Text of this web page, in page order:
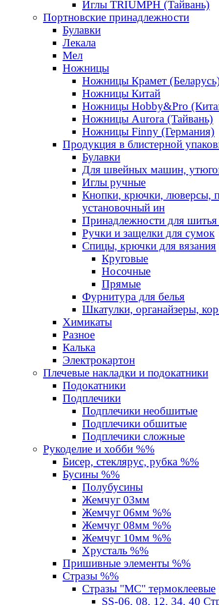
Иглы TRIUMPH (Тайвань)
Портновские принадлежности
Булавки
Лекала
Мел
Ножницы
Ножницы Крамет
Ножницы Китай
Ножницы Hobby&Pro
Ножницы Aurora (Тайвань)
Ножницы Finny (Германия)
Продукция в блистерной
Булавки
Для швейных машин,
Иглы ручные
Кнопки, крючки, люверсы,
установочный ин
Принадлежности для шитья
Ручки и защелки для сумок
Спицы, крючки для вязания
Круговые
Носочные
Прямые
Фурнитура для белья
Шкатулки, органайзеры,
Химикаты
Разное
Калька
Электрокартон
Плечевые накладки и подокатники
Подокатники
Подплечики
Подплечики необшитые
Подплечики обшитые
Подплечики сложные
Рукоделие и хобби %%
Бисер, стеклярус, рубка %%
Бусины %%
Полубусины
Жемчуг 03мм
Жемчуг 06мм %%
Жемчуг 08мм %%
Жемчуг 10мм %%
Хрусталь %%
Пришивные элементы %%
Стразы %%
Стразы "MС" термоклеевые
SS-06, 08, 12, 34, 40